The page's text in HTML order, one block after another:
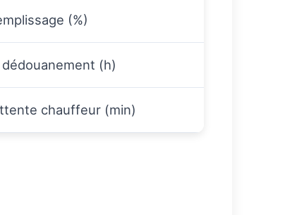
(%)
(h)
chauffeur (min)